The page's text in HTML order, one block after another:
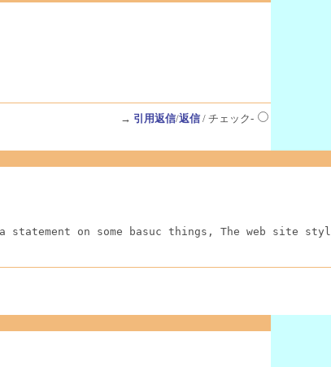
→ 引用返信/返信/ チェック-
on some basuc things, The web